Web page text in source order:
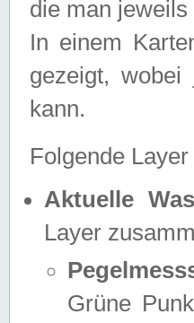
die man
In einem
gezeigt,
kann.
Folgende
Aktuelle
Layer
Grüne